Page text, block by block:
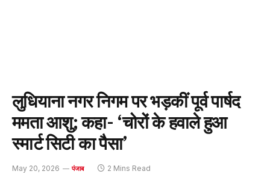
लुधियाना नगर निगम पर भड़कीं पूर्व पार्षद
ममता आशु; कहा- ‘चोरों के हवाले हुआ
स्मार्ट सिटी का पैसा’
May 20, 2026 पंजाब 2 Mins Read